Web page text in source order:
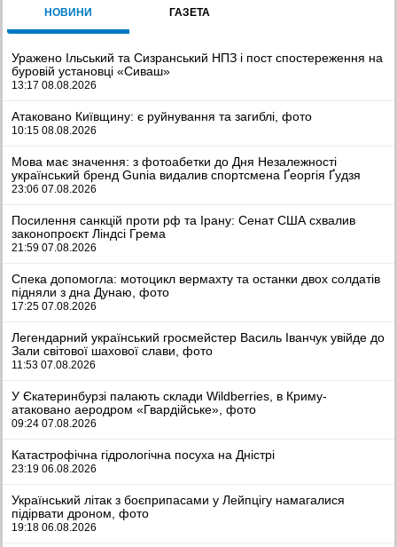
НОВИНИ ГАЗЕТА
Уражено Ільський та Сизранський НПЗ і пост спостереження на
буровій установці «Сиваш»
13:17 08.08.2026
Атаковано Київщину: є руйнування та загиблі, фото
10:15 08.08.2026
Мова має значення: з фотоабетки до Дня Незалежності
український бренд Gunia видалив спортсмена Ґеоргія Ґудзя
23:06 07.08.2026
Посилення санкцій проти рф та Ірану: Сенат США схвалив
законопроєкт Ліндсі Грема
21:59 07.08.2026
Спека допомогла: мотоцикл вермахту та останки двох солдатів
підняли з дна Дунаю, фото
17:25 07.08.2026
Легендарний український гросмейстер Василь Іванчук увійде до
Зали світової шахової слави, фото
11:53 07.08.2026
У Єкатеринбурзі палають склади Wildberries, в Криму-
атаковано аеродром «Гвардійське», фото
09:24 07.08.2026
Катастрофічна гідрологічна посуха на Дністрі
23:19 06.08.2026
Український літак з боєприпасами у Лейпцігу намагалися
підірвати дроном, фото
19:18 06.08.2026